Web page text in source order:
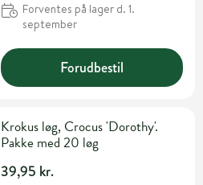
Forventes på lager d. 1.
september
Forudbestil
Krokus løg, Crocus 'Dorothy'.
Pakke med 20 løg
39,95 kr.